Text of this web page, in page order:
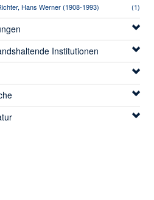
Hans Werner (1908-1993) (1)
Institutionen